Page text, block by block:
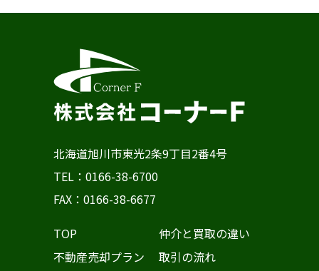
北海道旭川市東光2条9丁目2番4号
TEL：0166-38-6700
FAX：0166-38-6677
TOP
不動産売却プラン
仲介と買取の違い
取引の流れ